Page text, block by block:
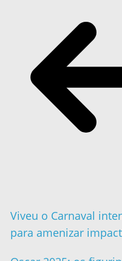
Viveu o Carnaval
para amenizar